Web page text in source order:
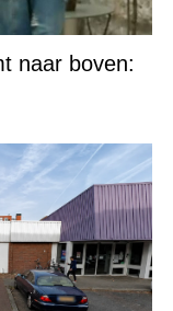
naar boven: